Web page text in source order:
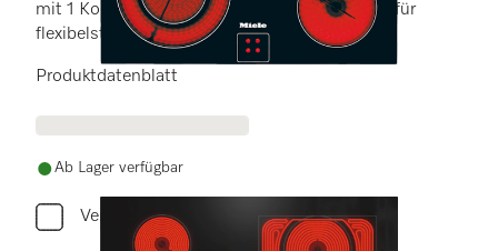
mit 1 Koch-/Bräterzone und 1 Vario-Kochzone für
flexibelste Nutzungen.
Produktdatenblatt
Ab Lager verfügbar
Vergleichen